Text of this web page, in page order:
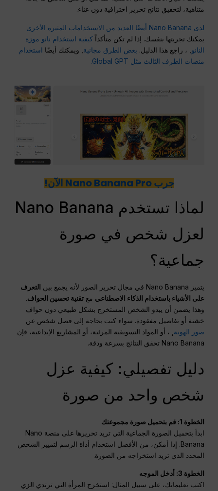
متناهية، لتحقيق نتائج تحرير احترافية دون عناء.
لدى Nano Banana أيضًا العديد من الاستخدامات المثيرة الأخرى
يمكنك تجربتها بنفسك. إذا لم تكن متأكداًكيفية استخدام نانو موزة
النانو , ، راجع هذا الدليل. بعض الطرق مجانية , ويمكنك أيضًا استخدام
منصات الطرف الثالث مثل Global GPT.
جرب Nano Banana Pro الآن!
لماذا تستخدم Nano Banana
لعزل شخص في صورة
جماعية؟
يتميز Nano Banana في مجال تحرير الصور لأنه يجمع بين
التعرف
على الأشياء باستخدام الذكاء الاصطناعي معتقنية تحسين الحواف.
وهذا يضمن أن يبدو الشخص المستخرج بشكل طبيعي دون حواف
خشنة أو تفاصيل مفقودة. سواء كنت بحاجة إلى فصل شخص عن
صور الهوية , ، أو المواد التسويقية المرئية، أو المشاريع الإبداعية، فإن
Nano Banana تحقق النتائج بسرعة ودقة.
دليل تفصيلي: كيفية عزل
شخص واحد من صورة
الخطوة 1: قم بتحميل صورة مجموعتك
ابدأ بتحميل الصورة الجماعية التي تريد تحريرها على منصة Nano
Banana. إذا أمكن، من الأفضل استخدام أداة الرسم لتمييز الشخص
المحدد الذي تريد استخراجه من الصورة.
الخطوة 3: أدخل الموجه
اكتب تعليماتك، على سبيل المثال: استخرج المرأة التي ترتدي الزي